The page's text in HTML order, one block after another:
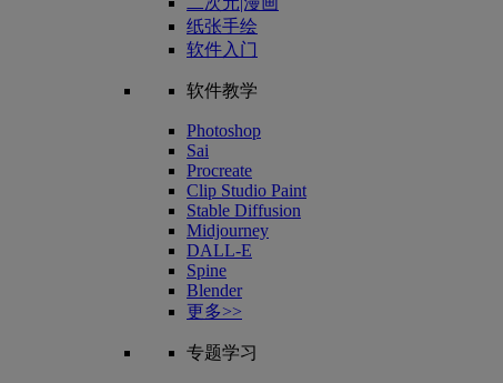
纸张手绘
软件入门
软件教学
Photoshop
Sai
Procreate
Clip Studio Paint
Stable Diffusion
Midjourney
DALL-E
Spine
Blender
更多>>
专题学习